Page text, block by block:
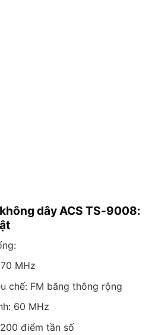
dây ACS TS-9008:
MHz
chế: FM băng thông rộng
60 MHz
điểm tần số